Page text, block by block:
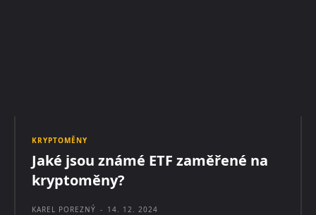
KRYPTOMĚNY
Jaké jsou známé ETF zaměřené na
kryptoměny?
KAREL POREZNÝ - 14. 12. 2024